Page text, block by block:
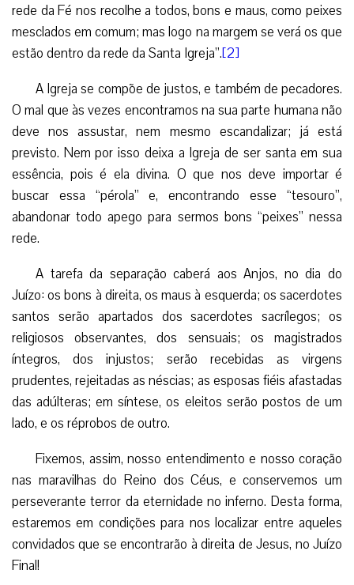
rede da Fé nos recolhe a todos, bons e maus, como peixes
mesclados em comum; mas logo na margem se verá os que
estão dentro da rede da Santa Igreja”.[2]
A Igreja se compõe de justos, e também de pecadores.
O mal que às vezes encontramos na sua parte humana não
deve nos assustar, nem mesmo escandalizar; já está
previsto. Nem por isso deixa a Igreja de ser santa em sua
essência, pois é ela divina. O que nos deve importar é
buscar essa “pérola” e, encontrando esse “tesouro”,
abandonar todo apego para sermos bons “peixes” nessa
rede.
A tarefa da separação caberá aos Anjos, no dia do
Juízo: os bons à direita, os maus à esquerda; os sacerdotes
santos serão apartados dos sacerdotes sacrílegos; os
religiosos observantes, dos sensuais; os magistrados
íntegros, dos injustos; serão recebidas as virgens
prudentes, rejeitadas as néscias; as esposas fiéis afastadas
das adúlteras; em síntese, os eleitos serão postos de um
lado, e os réprobos de outro.
Fixemos, assim, nosso entendimento e nosso coração
nas maravilhas do Reino dos Céus, e conservemos um
perseverante terror da eternidade no inferno. Desta forma,
estaremos em condições para nos localizar entre aqueles
convidados que se encontrarão à direita de Jesus, no Juízo
Final!